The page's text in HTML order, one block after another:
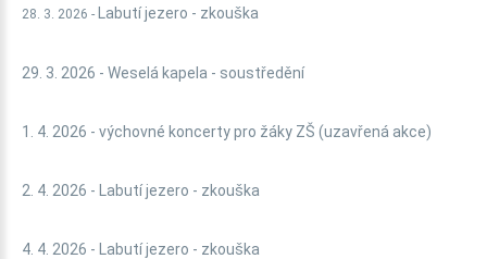
28. 3. 2026 - Labutí jezero - zkouška
29. 3. 2026 - Weselá kapela - soustředění
1. 4. 2026 - výchovné koncerty pro žáky ZŠ (uzavřená akce)
2. 4. 2026 - Labutí jezero - zkouška
4. 4. 2026 - Labutí jezero - zkouška